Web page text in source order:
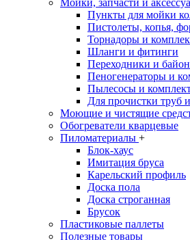
Мойки, запчасти и
Пункты для мойки
Пистолеты, копья,
Торнадоры и
Шланги и фитинги
Переходники и
Пеногенераторы и
Пылесосы и
Для прочистки труб
Моющие и чистящие
Обогреватели кварцевые
Пиломатериалы +
Блок-хаус
Имитация бруса
Карельский профиль
Доска пола
Доска строганная
Брусок
Пластиковые паллеты
Полезные товары